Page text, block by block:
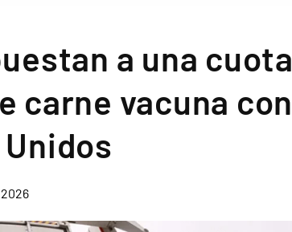
a una cuota
carne vacuna con
2026